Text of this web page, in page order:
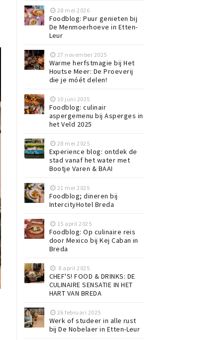
28 mei 2026
Foodblog: Puur genieten bij
De Menmoerhoeve in Etten-
Leur
27 november 2025
Warme herfstmagie bij Het
Houtse Meer: De Proeverij
die je móét delen!
10 juni 2025
Foodblog: culinair
aspergemenu bij Asperges in
het Veld 2025
28 mei 2025
Experience blog: ontdek de
stad vanaf het water met
Bootje Varen & BAAI
21 mei 2025
Foodblog; dineren bij
IntercityHotel Breda
15 april 2025
Foodblog: Op culinaire reis
door Mexico bij Kej Caban in
Breda
8 april 2025
CHEF'S! FOOD & DRINKS: DE
CULINAIRE SENSATIE IN HET
HART VAN BREDA
26 februari 2025
Werk of studeer in alle rust
bij De Nobelaer in Etten-Leur